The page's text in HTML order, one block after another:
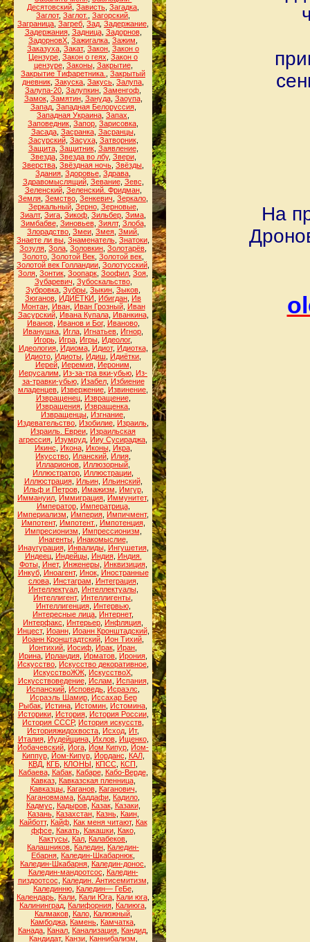
Десятовский Зависть Загадка
Заглот, Заглот. Загорский
Заграница Загреб Зад Задержание
Задержания, Задница, Задорнов,
ЗадорновХ Зажигалка Зажим
Заказуха Закат, Закон Закон о
Цензуре Закон о геях Закон о
цензуре, Законы, Закрытие,
Закрытие Тифаретника.
Закрытый
дневник Закуска Закусь Залупа
Залупа-20 Залупкин Заменгоф
Замок, Замятин, Зануда, Заоупа,
Запад, Западная Белоруссия,
Западная Украина Запах
Заповедник Запор Зарисовка
Засада, Засранка, Засранцы,
Засурский, Засуха, Затворник,
Защита, Защитник, Заявление,
Звезда, Звезда во лбу, Звери,
Зверства Звёздная ночь Звёзды
Здания Здоровье Здрава
Здравомыслящий, Зевание, Зевс
Зеленский, Зеленский. Фридман,
Земля Земство Зенкевич Зеркало
Зеркальный, Зерно, Зерновые,
Зиалт, Зига Зикоф Зильбер Зима
Зимбабве, Зиновьев, Зиялт, Злоба,
Злорадство Змеи Змея Змий
Знаете ли вы Знаменатель Знатоки
Зозуля Зола Золовкин Золотарёв
Золото Золотой Век Золотой век
Золотой век Голландии Золотусский
Золя Зонтик Зоопарк Зоофил Зоя
Зубаревич Зубоскальство,
Зубровка Зубры Зыкин Зыков
Зюганов ИДИЁТКИ Ибигдан Ив
Монтан, Иван, Иван Грозный, Иван
Засурский, Ивана Купала, Иванкина,
Иванов, Иванов и Бог, Иваново,
Иванушка Игла Игнатьев Игнор
Игорь Игра Игры Идеолог,
Идеология, Идиома, Идиот, Идиотка,
Идиото Идиоты Идиш Идиётки
Иерей, Иеремия, Иероним
Иерусалим
Из-за-тра вки-убью Из-
за-травки-убью, Изабел, Избиение
младенцев Извержение Извинение
Извращенец, Извращение,
Извращения Извращенка
Извращенцы Изгнание
Издевательство Изобилие Израиль
Израиль. Евреи Израильская
агрессия Изумруд Ииу Сусираджа
Икинс
Икона, Иконы, Икра,
Икусство Иланский Илия
Илларионов Иллюзорный
Иллюстратор Иллюстрации
Иллюстрация, Ильин, Ильинский,
Ильф и Петров, Имажизм Имгур,
Иммануил Иммиграция Иммунитет,
Император, Императрица,
Империализм
Империя Импичмент,
Импотент, Импотент. Импотенция,
Импресионизм
Импрессионизм
Инагенты, Инакомыслие,
Инаугурация, Инвалиды, Ингушетия,
Индеец, Индейцы, Индия, Индия.
Фоты, Инет, Инженеры, Инквизиция,
Инкуб, Иноагент, Инок, Иностранные
слова, Инстаграм Интеграция,
Интеллектуал, Интеллектуалы,
Интеллигент, Интеллигенты
Интеллигенция, Интервью,
Интересные лица Интернет,
Интерфакс
Интерьер Инфляция
Инцест, Иоанн, Иоанн Кронштадский,
Иоанн Кронштадтский Ион Тихий
Ионтихий Иосиф Ирак Иран
Ирина Ирландия Ирматов Ирония
Искусство Искусство декоративное
ИскусствоЖЖ ИскусствоХ
Искусствоведение, Ислам Испания,
Испанский Исповедь Исраэлс
Исраэль Шамир, Иссахар Бер
Рыбак Истина Истомин Истомина
Историки, История, История России,
История СССР, История искусств
Историяжидохвоста Исход Ит,
Италия, Иудейщина, Ихлов, Ищенко,
Йобачевский Йога Йом Кипур Йом-
Киппур, Йом-Кипур, Йорданс КАЛ,
КВД КГБ КЛОНЫ КПСС КСП
Кабаева, Кабак, Кабаре, Кабо-Верде,
Кавказ, Кавказская пленница,
Кавказцы, Каганов, Каганович
Кагановмама Каддафи Кадило
Кадмус
Кадыров, Казак, Казаки,
Казань, Казахстан, Казнь, Каин,
Кайботт, Кайф, Как меня читают, Как
ффсе, Какать, Какашки, Како,
Кактусы Кал Калабеков
Калашников Каледин Каледин-
Ебарня Каледин-Шкабарнюк
Каледин-Шкабарня Каледин-донос
Каледин-мандоотсос
Каледин-
пиздоотсос
Каледин. Антисемитизм
Калединню, Каледин— ГеБе,
Календарь Кали Кали Юга Кали юга
Калининград Калифорния Калиюга
Калмаков, Кало, Калюжный,
Камбоджа Камень Камчатка
Канада Канал Канализация Кандид
Кандидат, Канзи, Каннибализм
На